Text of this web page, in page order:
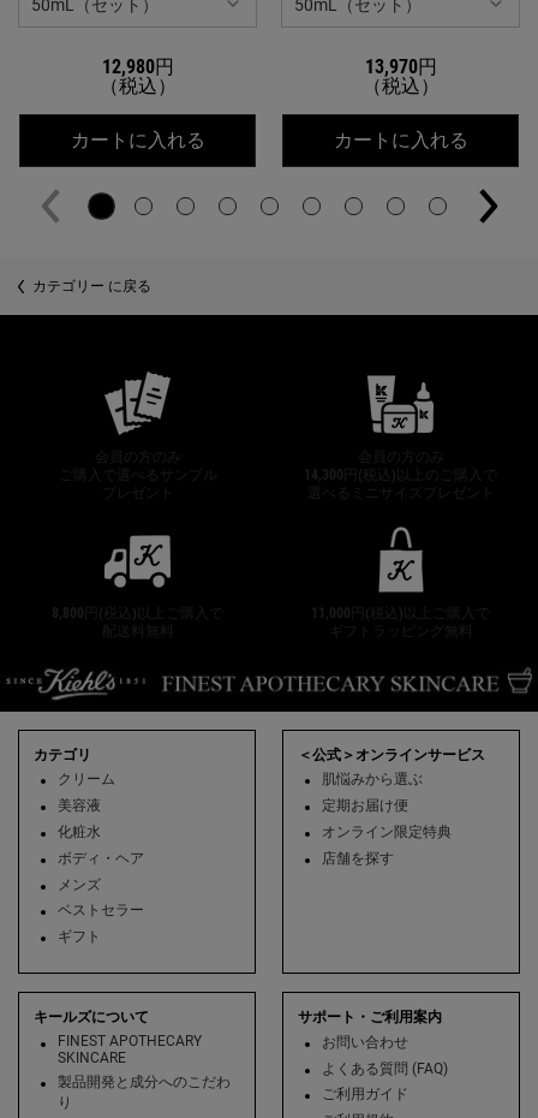
12,980円
（税込）
カートに入れる キールズ DS クリアリーブライト エ
13,970円
（税込）
カートに入れる
カテゴリー に戻る
会員の方のみ
ご購入で選べるサンプル
会員の方のみ
14,300円(税込)以上のご購入で
選べるミニサイズプレゼント
8,800円(税込)以上ご購入で
11,000円(税込)以上ご購入で
カテゴリ
クリーム
美容液
化粧水
ボディ・ヘア
メンズ
ベストセラー
ギフト
＜公式＞オンラインサービス
肌悩みから選ぶ
定期お届け便
オンライン限定特典
店舗を探す
キールズについて
FINEST APOTHECARY
SKINCARE
製品開発と成分へのこだわ
り
サポート・ご利用案内
お問い合わせ
よくある質問 (FAQ)
ご利用ガイド